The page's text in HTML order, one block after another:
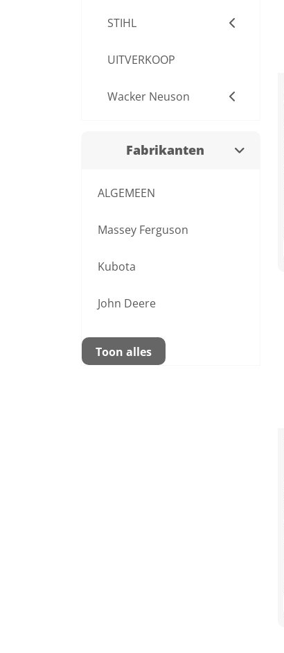
STIHL
UITVERKOOP
Wacker Neuson
Fabrikanten
ALGEMEEN
Massey Ferguson
Kubota
John Deere
Toon alles